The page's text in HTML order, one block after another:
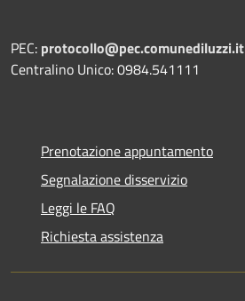
PEC: protocollo@pec.comunediluzzi.it
Centralino Unico: 0984.541111
Prenotazione appuntamento
Segnalazione disservizio
Leggi le FAQ
Richiesta assistenza